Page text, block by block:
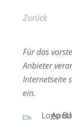
Zurück
Für das
Anbieter
Internetseite
ein.